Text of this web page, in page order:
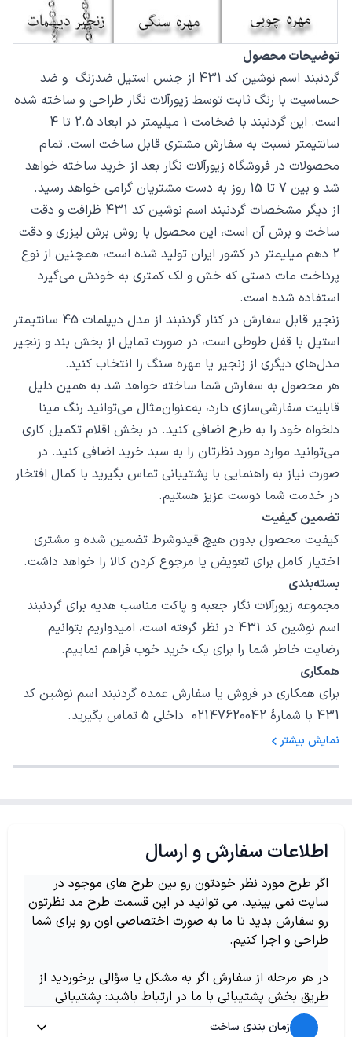
توضیحات محصول
گردنبند اسم نوشین کد 431 از جنس استیل ضدزنگ و ضد
حساسیت با رنگ ثابت توسط زیورآلات نگار طراحی و ساخته شده
است. این گردنبند با ضخامت 1 میلیمتر در ابعاد 2.5 تا 4
سانتیمتر نسبت به سفارش مشتری قابل ساخت است. تمام
محصولات در فروشگاه زیورآلات نگار بعد از خرید ساخته خواهد
شد و بین 7 تا 15 روز به دست مشتریان گرامی خواهد رسید.
از دیگر مشخصات گردنبند اسم نوشین کد 431 ظرافت و دقت
ساخت و برش آن است، این محصول با روش برش لیزری و دقت
2 دهم میلیمتر در کشور ایران تولید شده است، همچنین از نوع
پرداخت مات دستی که خش و لک کمتری به خودش می‌گیرد
استفاده شده است.
زنجیر قابل سفارش در کنار گردنبند از مدل دیپلمات 45 سانتیمتر
استیل با قفل طوطی است، در صورت تمایل از بخش بند و زنجیر
مدل‌های دیگری از زنجیر یا مهره سنگ را انتخاب کنید.
هر محصول به سفارش شما ساخته خواهد شد به همین دلیل
قابلیت سفارشی‌سازی دارد، به‌عنوان‌مثال می‌توانید رنگ مینا
دلخواه خود را به طرح اضافی کنید. در بخش اقلام تکمیل کاری
می‌توانید موارد مورد نظرتان را به سبد خرید اضافی کنید. در
صورت نیاز به راهنمایی با پشتیبانی تماس بگیرید با کمال افتخار
در خدمت شما دوست عزیز هستیم.
تضمین کیفیت
کیفیت محصول بدون هیچ قیدوشرط تضمین شده و مشتری
اختیار کامل برای تعویض یا مرجوع کردن کالا را خواهد داشت.
بسته‌بندی
مجموعه زیورآلات نگار جعبه و پاکت مناسب هدیه برای گردنبند
اسم نوشین کد 431 در نظر گرفته است، امیدواریم بتوانیم
رضایت خاطر شما را برای یک خرید خوب فراهم نماییم.
همکاری
برای همکاری در فروش یا سفارش عمده گردنبند اسم نوشین کد
431 با شمارهٔ 02147620042 داخلی 5 تماس بگیرید.
نمایش بیشتر
اطلاعات سفارش و ارسال
اگر طرح مورد نظر خودتون رو بین طرح های موجود در
سایت نمی بینید، می توانید در این قسمت طرح مد نظرتون
رو سفارش بدید تا ما به صورت اختصاصی اون رو برای شما
طراحی و اجرا کنیم.
در هر مرحله از سفارش اگر به مشکل یا سؤالی برخوردید از
طریق بخش پشتیبانی با ما در ارتباط باشید: پشتیبانی
زمان بندی ساخت